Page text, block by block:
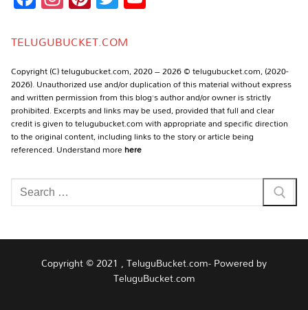
TELUGUBUCKET.COM
Copyright (C) telugubucket.com, 2020 – 2026 © telugubucket.com, (2020-
2026). Unauthorized use and/or duplication of this material without express
and written permission from this blog’s author and/or owner is strictly
prohibited. Excerpts and links may be used, provided that full and clear
credit is given to telugubucket.com with appropriate and specific direction
to the original content, including links to the story or article being
referenced. Understand morehere
Search
for:
Copyright © 2021 , TeluguBucket.com- Powered by
TeluguBucket.com